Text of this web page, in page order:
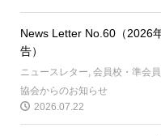
News Letter No.60（2026
告）
ニュースレター 会員校・準会
協会からのお知らせ
2026.07.22